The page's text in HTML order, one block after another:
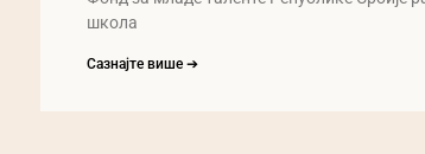
школа
Сазнајте више ➔